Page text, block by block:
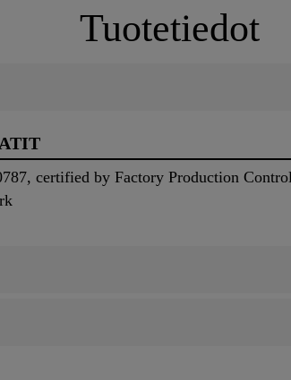
Tuotetiedot
certified by Factory Production